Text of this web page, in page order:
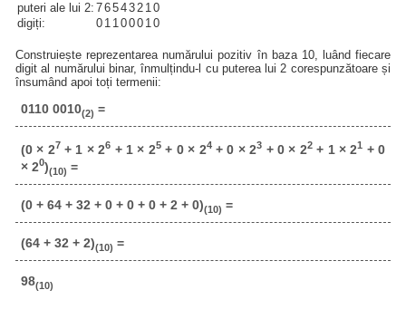
puteri ale lui 2: 765432 10
digiți:
0 1 1000 10
Construiește reprezentarea numărului pozitiv în baza 10, luând fiecare
digit al numărului binar, înmulțindu-l cu puterea lui 2 corespunzătoare și
însumând apoi toți termenii:
0110 0010(2) =
(0 × 27 + 1 × 26 + 1 × 25+ 0 × 24+ 0 × 23 + 0 × 22+ 1 × 21 + 0
× 20)(10) =
(0 + 64 + 32 + 0 + 0 + 0 + 2 + 0)(10) =
(64 + 32 + 2)(10) =
98(10)